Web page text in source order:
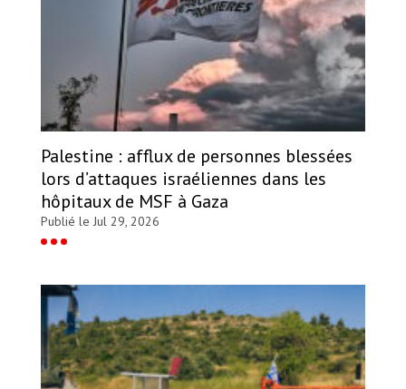
Palestine : afflux de personnes blessées
lors d’attaques israéliennes dans les
hôpitaux de MSF à Gaza
Publié le Jul 29, 2026